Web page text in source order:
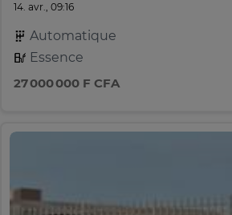
14. avr., 09:16
Automatique
Essence
27 000 000 F CFA